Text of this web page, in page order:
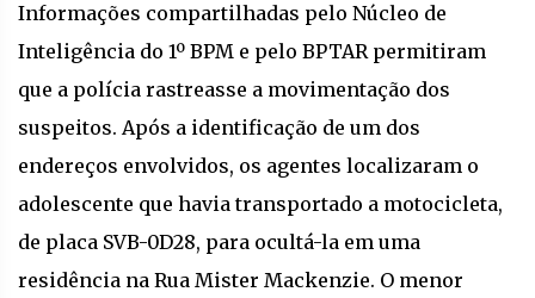
Informações compartilhadas pelo Núcleo de
Inteligência do 1º BPM e pelo BPTAR permitiram
que a polícia rastreasse a movimentação dos
suspeitos. Após a identificação de um dos
endereços envolvidos, os agentes localizaram o
adolescente que havia transportado a motocicleta,
de placa SVB-0D28, para ocultá-la em uma
residência na Rua Mister Mackenzie. O menor